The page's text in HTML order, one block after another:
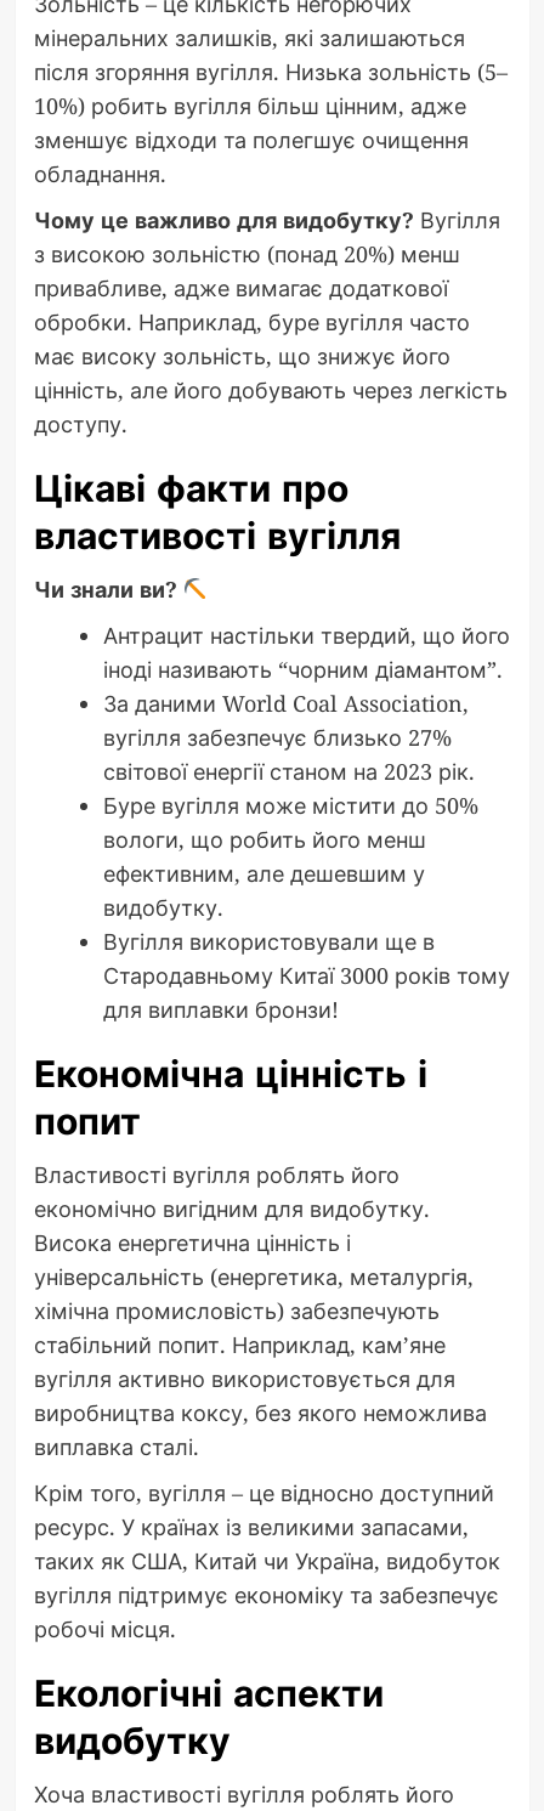
мінеральних залишків, які залишаються
після згоряння вугілля. Низька зольність (5–
10%) робить вугілля більш цінним, адже
зменшує відходи та полегшує очищення
обладнання.
Чому це важливо для видобутку? Вугілля
з високою зольністю (понад 20%) менш
привабливе, адже вимагає додаткової
обробки. Наприклад, буре вугілля часто
має високу зольність, що знижує його
цінність, але його добувають через легкість
доступу.
Цікаві факти про
властивості вугілля
Чи знали ви?
Антрацит настільки твердий, що його
іноді називають “чорним діамантом”.
За даними World Coal Association,
вугілля забезпечує близько 27%
світової енергії станом на 2023 рік.
Буре вугілля може містити до 50%
вологи, що робить його менш
ефективним, але дешевшим у
видобутку.
Вугілля використовували ще в
Стародавньому Китаї 3000 років тому
для виплавки бронзи!
Економічна цінність і
попит
Властивості вугілля роблять його
економічно вигідним для видобутку.
Висока енергетична цінність і
універсальність (енергетика, металургія,
хімічна промисловість) забезпечують
стабільний попит. Наприклад, кам’яне
вугілля активно використовується для
виробництва коксу, без якого неможлива
виплавка сталі.
Крім того, вугілля – це відносно доступний
ресурс. У країнах із великими запасами,
таких як США, Китай чи Україна, видобуток
вугілля підтримує економіку та забезпечує
робочі місця.
Екологічні аспекти
видобутку
Хоча властивості вугілля роблять його